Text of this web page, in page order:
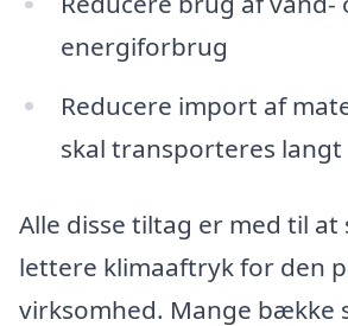
energiforbrug
Reducere import af
skal transporteres langt
Alle disse tiltag er med til
lettere klimaaftryk for den
virksomhed. Mange bække